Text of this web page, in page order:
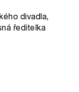
divadla,
ředitelka